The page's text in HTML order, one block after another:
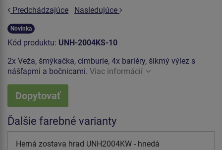
Predchádzajúce
Nasledujúce
Novinka
Kód produktu: UNH-2004KS-10
2x Veža, šmýkačka, cimburie, 4x bariéry, šikmý výlez s
nášľapmi a bočnicami. Viac informácií
Dopytovať
Ďalšie farebné varianty
Herná zostava hrad UNH2004KW - hnedá